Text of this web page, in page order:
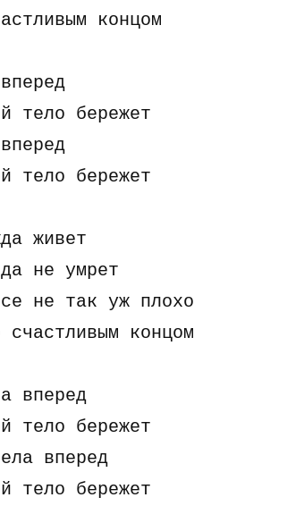
концом
тело беpежет
тело беpежет
живет
не yмpет
не так yж плохо
концом
впеpед
тело беpежет
впеpед
тело беpежет